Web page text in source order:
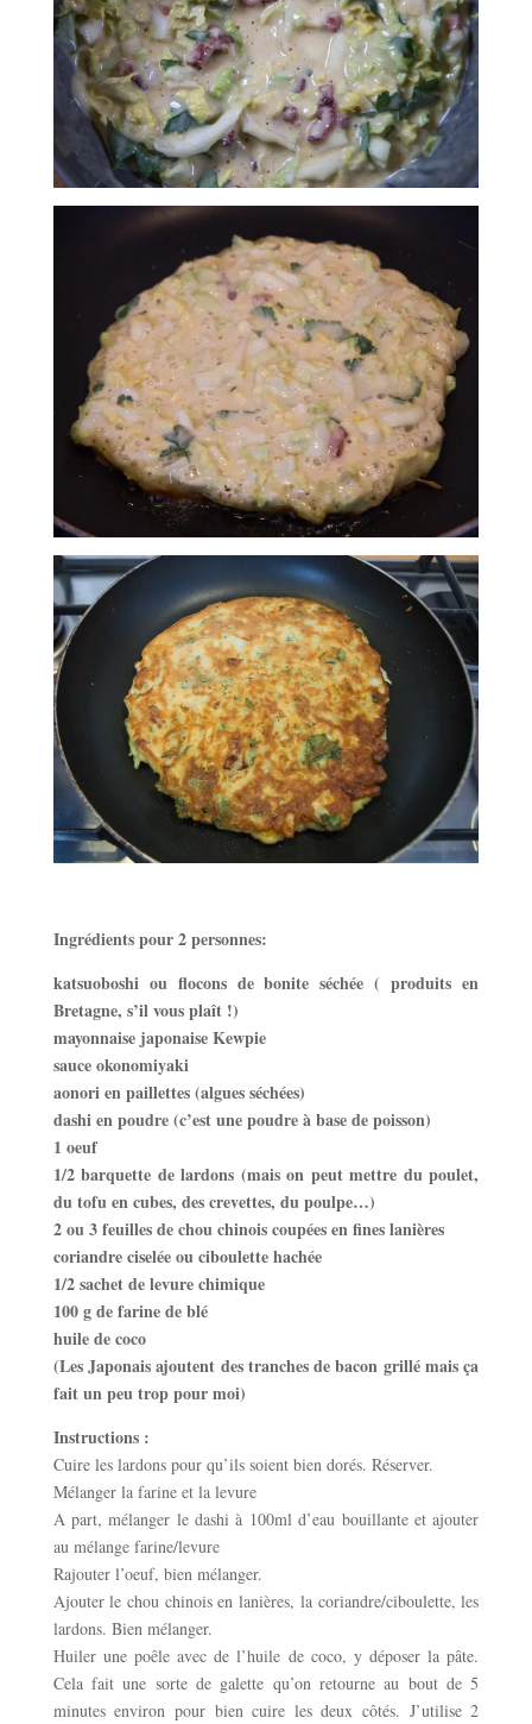
Ingrédients pour 2 personnes:
katsuoboshi ou flocons de bonite séchée ( produits en
Bretagne, s’il vous plaît !)
mayonnaise japonaise Kewpie
sauce okonomiyaki
aonori en paillettes (algues séchées)
dashi en poudre (c’est une poudre à base de poisson)
1 oeuf
1/2 barquette de lardons (mais on peut mettre du poulet,
du tofu en cubes, des crevettes, du poulpe…)
2 ou 3 feuilles de chou chinois coupées en fines lanières
coriandre ciselée ou ciboulette hachée
1/2 sachet de levure chimique
100 g de farine de blé
huile de coco
(Les Japonais ajoutent des tranches de bacon grillé mais ça
fait un peu trop pour moi)
Instructions :
Cuire les lardons pour qu’ils soient bien dorés. Réserver.
Mélanger la farine et la levure
A part, mélanger le dashi à 100ml d’eau bouillante et ajouter
au mélange farine/levure
Rajouter l’oeuf, bien mélanger.
Ajouter le chou chinois en lanières, la coriandre/ciboulette, les
lardons. Bien mélanger.
Huiler une poêle avec de l’huile de coco, y déposer la pâte.
Cela fait une sorte de galette qu’on retourne au bout de 5
minutes environ pour bien cuire les deux côtés. J’utilise 2